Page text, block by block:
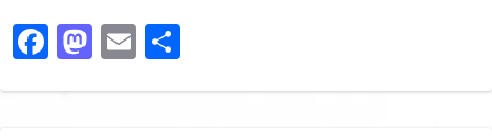
Facebook
Mastodon
Email